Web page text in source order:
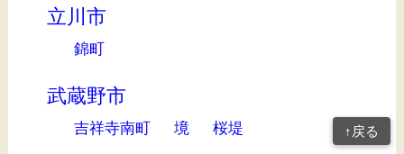
立川市
錦町
武蔵野市
吉祥寺南町 境 桜堤 ↑戻る